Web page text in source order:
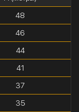
48
46
44
41
37
35